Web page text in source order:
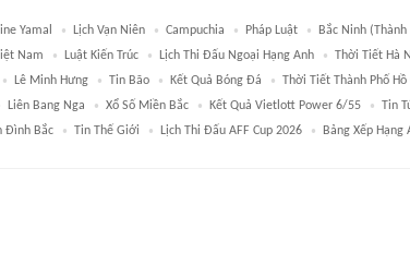
Yamal Lịch Vạn Niên Campuchia Pháp Luật Bắc Ninh (thành
Nam Luật Kiến Trúc Lịch Thi Đấu Ngoại Hạng Anh Thời Tiết Hà
Lê Minh Hưng Tin Bão Kết Quả Bóng Đá Thời Tiết Thành Phố
Liên Bang Nga Xổ Số Miền Bắc Kết Quả Vietlott Power 6/55 Tin
Đình Bắc Tin Thế Giới Lịch Thi Đấu AFF Cup 2026 Bảng Xếp Hạng